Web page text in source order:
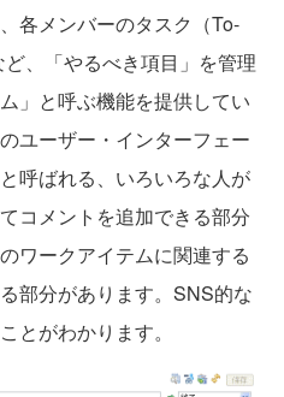
各メンバーのタスク（To-
、「やるべき項目」を管理
」と呼ぶ機能を提供してい
ユーザー・インターフェー
呼ばれる、いろいろな人が
コメントを追加できる部分
ワークアイテムに関連する
部分があります。SNS的な
とがわかります。